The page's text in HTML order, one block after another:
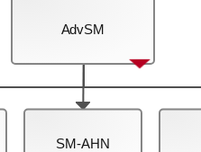
AdvSM
SM-AHN